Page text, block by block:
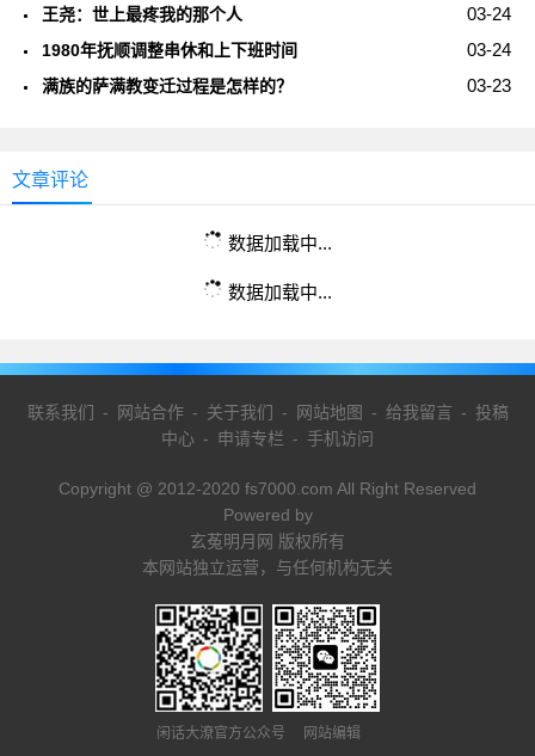
03-24
王尧：世上最疼我的那个人
03-24
1980年抚顺调整串休和上下班时间
03-23
满族的萨满教变迁过程是怎样的？
文章评论
数据加载中...
数据加载中...
联系我们 - 网站合作- 关于我们 - 网站地图 - 给我留言 - 投稿
中心 - 申请专栏 - 手机访问
Copyright @ 2012-2020 fs7000.com All Right Reserved
Powered by
玄菟明月网 版权所有
本网站独立运营，与任何机构无关
闲话大潦官方公众号 网站编辑